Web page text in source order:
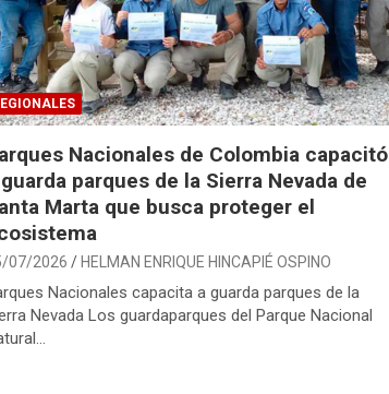
Nacionales de Colombia capacitó
parques de la Sierra Nevada de
Marta que busca proteger el
07/2026 HELMAN ENRIQUE HINCAPIÉ OSPINO
Nacionales capacita a guarda parques de la
Nevada Los guardaparques del Parque Nacional